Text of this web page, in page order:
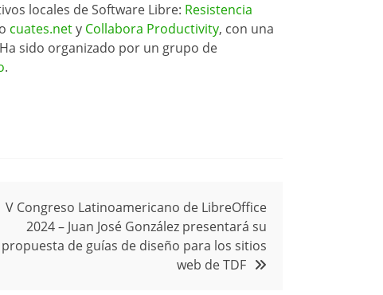
locales de Software Libre: Resistencia
cuates.nety Collabora Productivity, con una
sido organizado por un grupo de
.
V Congreso Latinoamericano de LibreOffice
2024 – Juan José González presentará su
propuesta de guías de diseño para los sitios
web de TDF